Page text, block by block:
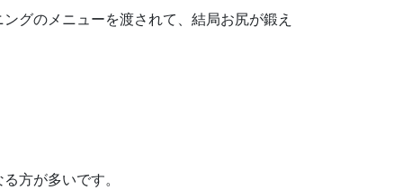
グのメニューを渡されて、結局お尻が鍛え
方が多いです。